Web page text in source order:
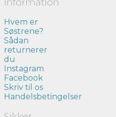
Information
Hvem er
Søstrene?
Sådan
returnerer
du
Instagram
Facebook
Skriv til os
Handelsbetingelser